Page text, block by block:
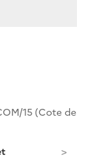
15 (Cote de